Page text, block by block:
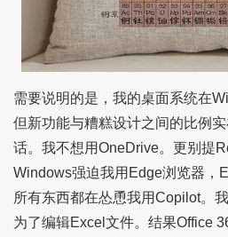
需要说明的是，我的桌面系统在
但新功能与糟糕设计之间的比例
话。我不想用OneDrive。更别提
Windows强迫我用Edge浏览器，
所有东西都在怂恿我用Copilot。
为了编辑Excel文件。结果Office